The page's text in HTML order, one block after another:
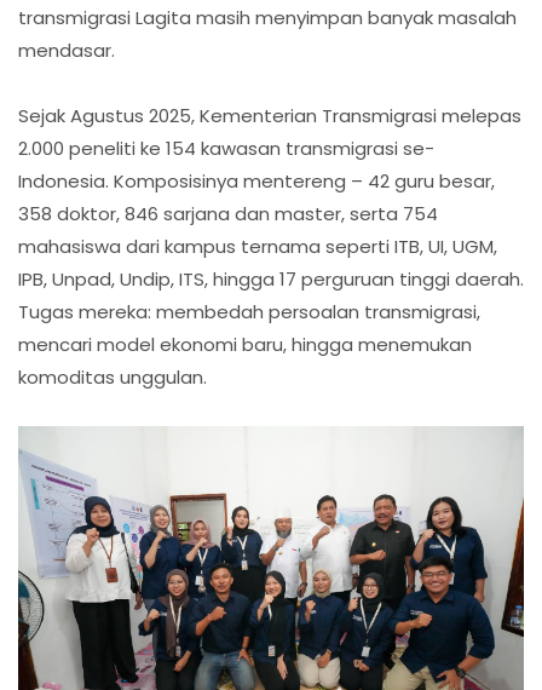
transmigrasi Lagita masih menyimpan banyak masalah
mendasar.
Sejak Agustus 2025, Kementerian Transmigrasi melepas
2.000 peneliti ke 154 kawasan transmigrasi se-
Indonesia. Komposisinya mentereng – 42 guru besar,
358 doktor, 846 sarjana dan master, serta 754
mahasiswa dari kampus ternama seperti ITB, UI, UGM,
IPB, Unpad, Undip, ITS, hingga 17 perguruan tinggi daerah.
Tugas mereka: membedah persoalan transmigrasi,
mencari model ekonomi baru, hingga menemukan
komoditas unggulan.